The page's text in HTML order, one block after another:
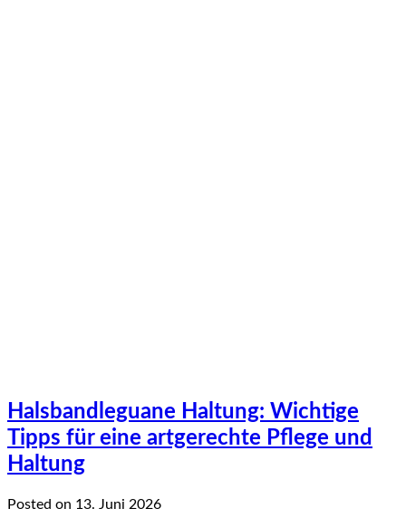
Halsbandleguane Haltung: Wichtige
Tipps für eine artgerechte Pflege und
Haltung
Posted on 13. Juni 2026